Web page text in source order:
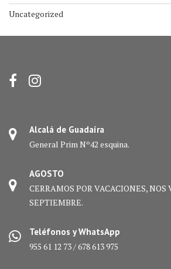
Uncategorized
Alcalá de Guadaíra
General Prim Nº42 esquina.
AGOSTO
CERRAMOS POR VACACIONES, NOS
SEPTIEMBRE.
Teléfonos y WhatsApp
955 61 12 73 / 678 613 975